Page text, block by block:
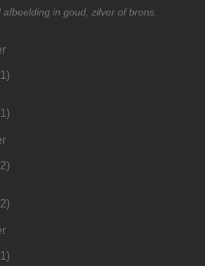
in goud, zilver of brons.